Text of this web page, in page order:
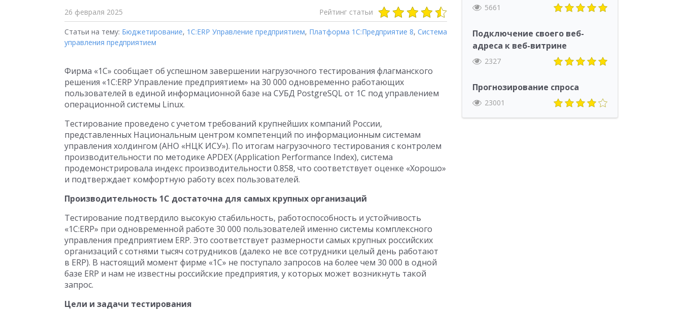
26 февраля 2025 Рейтинг статьи
Статьи на тему: Бюджетирование, 1С:ERP Управление предприятием, Платформа 1С:Предприятие 8, Система
управления предприятием
Фирма «1С» сообщает об успешном завершении нагрузочного тестирования флагманского
решения «1С:ERP Управление предприятием» на 30 000 одновременно работающих
пользователей в единой информационной базе на СУБД PostgreSQL от 1С под управлением
операционной системы Linux.
Тестирование проведено с учетом требований крупнейших компаний России,
представленных Национальным центром компетенций по информационным системам
управления холдингом (АНО «НЦК ИСУ»). По итогам нагрузочного тестирования с контролем
производительности по методике APDEX (Application Performance Index), система
продемонстрировала индекс производительности 0.858, что соответствует оценке «Хорошо»
и подтверждает комфортную работу всех пользователей.
Производительность 1С достаточна для самых крупных организаций
Тестирование подтвердило высокую стабильность, работоспособность и устойчивость
«1С:ERP» при одновременной работе 30 000 пользователей именно системы комплексного
управления предприятием ERP. Это соответствует размерности самых крупных российских
организаций с сотнями тысяч сотрудников (далеко не все сотрудники целый день работают
в ERP). В настоящий момент фирме «1С» не поступало запросов на более чем 30 000 в одной
базе ERP и нам не известны российские предприятия, у которых может возникнуть такой
запрос.
Цели и задачи тестирования
5661
Подключение своего веб-
адреса к веб-витрине
2327
Прогнозирование спроса
23001